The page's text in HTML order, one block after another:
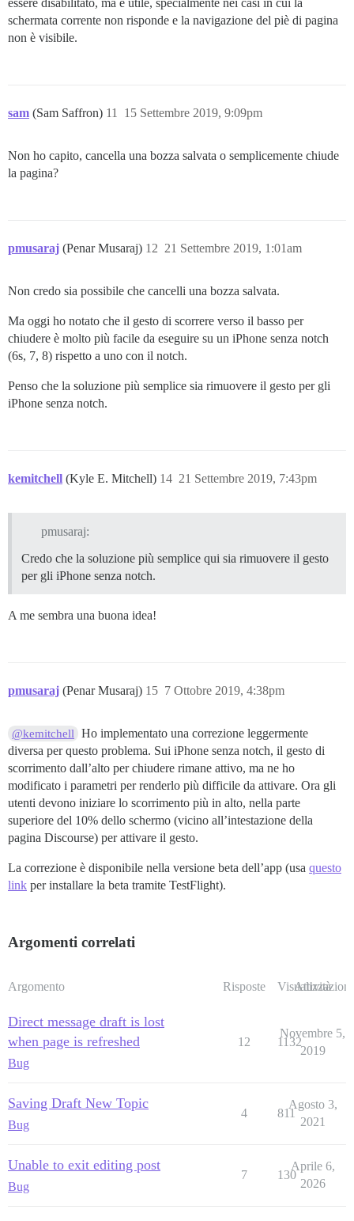
essere disabilitato, ma è utile, specialmente nei casi in cui la
schermata corrente non risponde e la navigazione del piè di pagina
non è visibile.
sam (Sam Saffron) 15 Settembre 2019, 9:09pm
11
Non ho capito, cancella una bozza salvata o semplicemente chiude
la pagina?
pmusaraj (Penar Musaraj) 21 Settembre 2019, 1:01am
12
Non credo sia possibile che cancelli una bozza salvata.
Ma oggi ho notato che il gesto di scorrere verso il basso per
chiudere è molto più facile da eseguire su un iPhone senza notch
(6s, 7, 8) rispetto a uno con il notch.
Penso che la soluzione più semplice sia rimuovere il gesto per gli
iPhone senza notch.
kemitchell (Kyle E. Mitchell) 21 Settembre 2019, 7:43pm
14
pmusaraj:
Credo che la soluzione più semplice qui sia rimuovere il gesto
per gli iPhone senza notch.
A me sembra una buona idea!
pmusaraj (Penar Musaraj) 7 Ottobre 2019, 4:38pm
15
@kemitchell
Ho implementato una correzione leggermente
diversa per questo problema. Sui iPhone senza notch, il gesto di
scorrimento dall’alto per chiudere rimane attivo, ma ne ho
modificato i parametri per renderlo più difficile da attivare. Ora gli
utenti devono iniziare lo scorrimento più in alto, nella parte
superiore del 10% dello schermo (vicino all’intestazione della
pagina Discourse) per attivare il gesto.
La correzione è disponibile nella versione beta dell’app (usa questo
link per installare la beta tramite TestFlight).
Argomenti correlati
Argomento Risposte Visualizzazioni
Attività
Direct message draft is lost
when page is refreshed
Bug
12 1132
Novembre 5,
2019
Saving Draft New Topic
Bug
4 811
Agosto 3,
2021
Unable to exit editing post
Bug
7 130
Aprile 6,
2026